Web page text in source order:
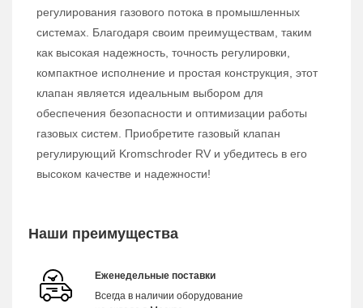
регулирования газового потока в промышленных
системах. Благодаря своим преимуществам, таким
как высокая надежность, точность регулировки,
компактное исполнение и простая конструкция, этот
клапан является идеальным выбором для
обеспечения безопасности и оптимизации работы
газовых систем. Приобретите газовый клапан
регулирующий Kromschroder RV и убедитесь в его
высоком качестве и надежности!
Наши преимущества
Еженедельные поставки
Всегда в наличии оборудование